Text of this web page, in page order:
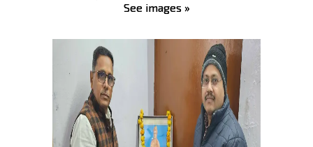
See images »